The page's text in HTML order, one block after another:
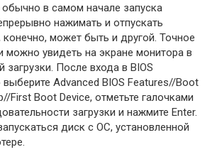
обычно в самом начале запуска
нажимать и отпускать
конечно, может быть и другой. Точное
можно увидеть на экране монитора в
загрузки. После входа в BIOS
Advanced BIOS Features//Boot
First Boot Device, отметьте галочками
загрузки и нажмите Enter.
диск с ОС, установленной